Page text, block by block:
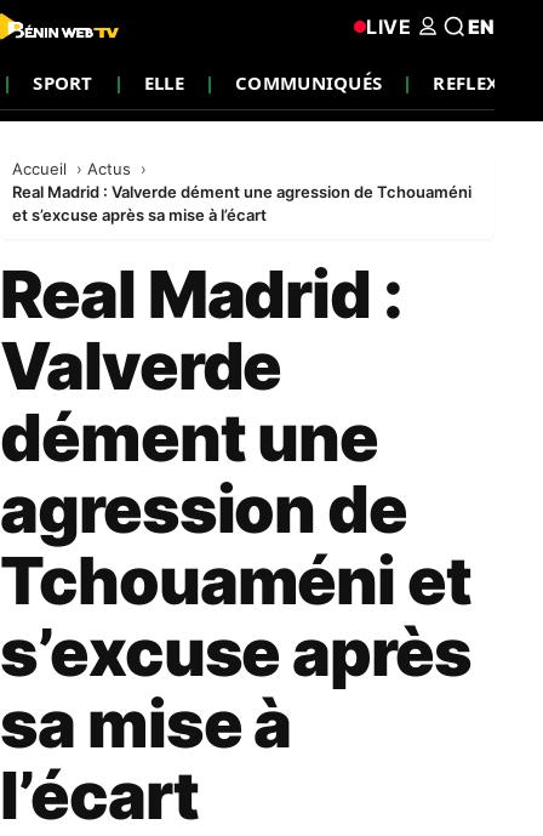
SPORT ELLE COMMUNIQUÉS
LIVE EN
Accueil
Actus
Real Madrid : Valverde dément une agression de Tchouaméni
et s’excuse après sa mise à l’écart
Real Madrid :
Valverde
dément une
agression de
Tchouaméni et
s’excuse après
sa mise à
l’écart